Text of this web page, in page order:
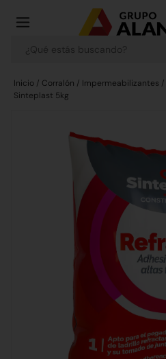
Inicio / Corralón / Impermeabilizantes /
Sinteplast 5kg